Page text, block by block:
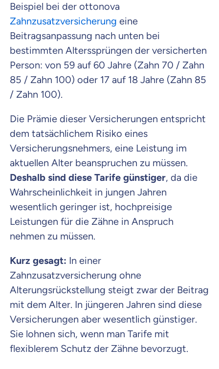
Beispiel bei der ottonova
Zahnzusatzversicherung eine
Beitragsanpassung nach unten bei
bestimmten Alterssprüngen der versicherten
Person: von 59 auf 60 Jahre (Zahn 70 / Zahn
85 / Zahn 100) oder 17 auf 18 Jahre (Zahn 85
/ Zahn 100).
Die Prämie dieser Versicherungen entspricht
dem tatsächlichem Risiko eines
Versicherungsnehmers, eine Leistung im
aktuellen Alter beanspruchen zu müssen.
Deshalb sind diese Tarife günstiger, da die
Wahrscheinlichkeit in jungen Jahren
wesentlich geringer ist, hochpreisige
Leistungen für die Zähne in Anspruch
nehmen zu müssen.
Kurz gesagt: In einer
Zahnzusatzversicherung ohne
Alterungsrückstellung steigt zwar der Beitrag
mit dem Alter. In jüngeren Jahren sind diese
Versicherungen aber wesentlich günstiger.
Sie lohnen sich, wenn man Tarife mit
flexiblerem Schutz der Zähne bevorzugt.